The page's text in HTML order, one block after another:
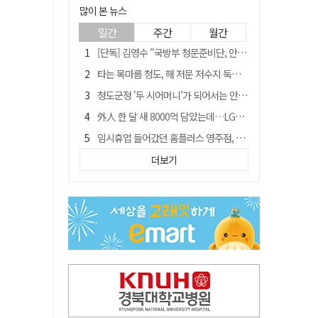
많이 본 뉴스
일간 주간 월간
[단독] 김영수 "국방부 청문준비단, 안규백 탈영 알고있었다"
타는 목마름 청도, 해 저문 저수지 둑에 군수가 서 있었다
청도군정 '두 시어머니'가 되어서는 안된다
外人 한 달 새 8000억 담았는데…LG이노텍 목표주가는 왜 엇갈릴까
임시휴업 들어갔던 홈플러스 영주점, 7일 영업 재개…지하 1층만 운영
"폐기 버스 개조해 청년주택" 與 황희…'딸 학비는 年 4200만원'
SK하이닉스, 주당 375원 분기 배당 공시…"3분기 중 주주환원 방안 확정"
이의준 전 경북도 새마을봉사과장, 제28대 울릉군 부군수 취임
"상법개정해도 주주가 '봉'"…하이닉스 솔리다임 상장설에 술렁[개미와글와글]
더보기